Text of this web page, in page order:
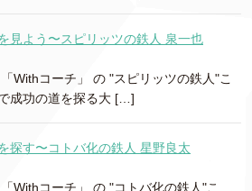
見よう〜スピリッツの鉄人 泉一也
Withコーチ」 の "スピリッツの鉄人"こ
成功の道を探る大 […]
探す〜コトバ化の鉄人 星野良太
Withコーチ」 の "コトバ化の鉄人"こ